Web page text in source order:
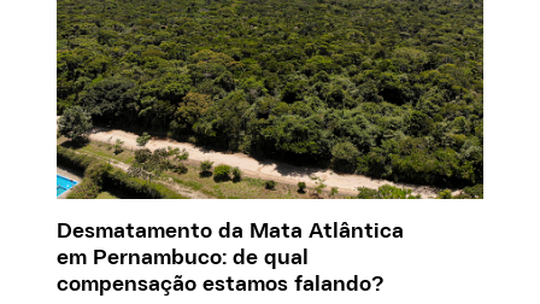
Desmatamento da Mata Atlântica
em Pernambuco: de qual
compensação estamos falando?